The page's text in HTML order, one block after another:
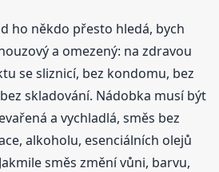
ho někdo přesto hledá, bych
a omezený: na zdravou
se sliznicí, bez kondomu, bez
skladování. Nádobka musí být
a vychladlá, směs bez
alkoholu, esenciálních olejů
směs změní vůni, barvu,